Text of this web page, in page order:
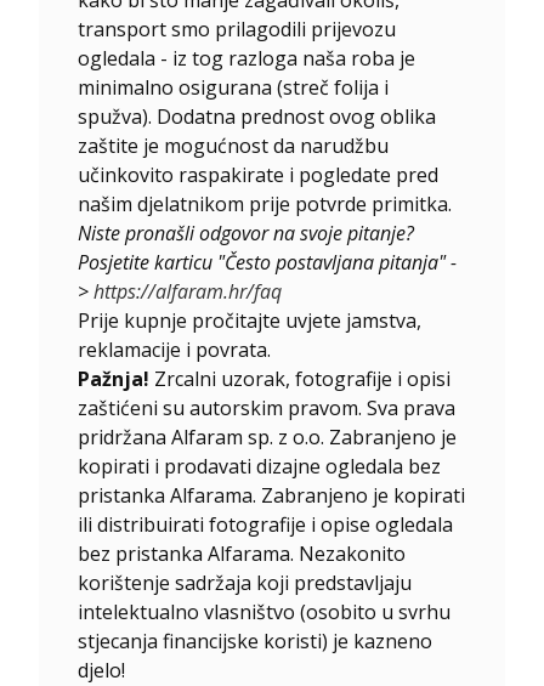
transport smo prilagodili prijevozu
ogledala - iz tog razloga naša roba je
minimalno osigurana (streč folija i
spužva). Dodatna prednost ovog oblika
zaštite je mogućnost da narudžbu
učinkovito raspakirate i pogledate pred
našim djelatnikom prije potvrde primitka.
Niste pronašli odgovor na svoje pitanje?
Posjetite karticu "Često postavljana pitanja" -
>https://alfaram.hr/faq
Prije kupnje pročitajte uvjete jamstva,
reklamacije i povrata.
Pažnja! Zrcalni uzorak, fotografije i opisi
zaštićeni su autorskim pravom. Sva prava
pridržana Alfaram sp. z o.o. Zabranjeno je
kopirati i prodavati dizajne ogledala bez
pristanka Alfarama. Zabranjeno je kopirati
ili distribuirati fotografije i opise ogledala
bez pristanka Alfarama. Nezakonito
korištenje sadržaja koji predstavljaju
intelektualno vlasništvo (osobito u svrhu
stjecanja financijske koristi) je kazneno
djelo!